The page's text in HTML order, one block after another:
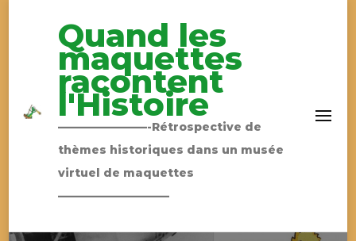
Quand les
maquettes
racontent
l'Histoire
————————-Rétrospective de
thèmes historiques dans un musée
virtuel de maquettes
——————————